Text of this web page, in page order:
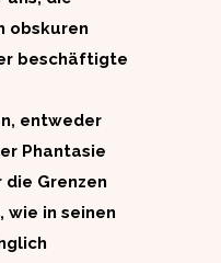
obskuren
beschäftigte
entweder
Phantasie
Grenzen
wie in seinen